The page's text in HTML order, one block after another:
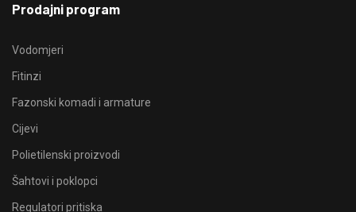
Prodajni program
Vodomjeri
Fitinzi
Fazonski komadi i armature
Cijevi
Polietilenski proizvodi
Šahtovi i poklopci
Regulatori pritiska